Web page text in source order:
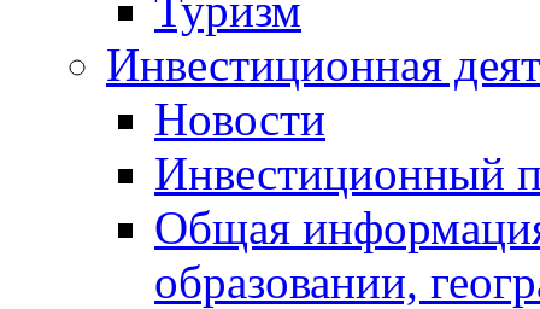
Инвестиционная
Новости
Инвестиционный
Общая
образовании,